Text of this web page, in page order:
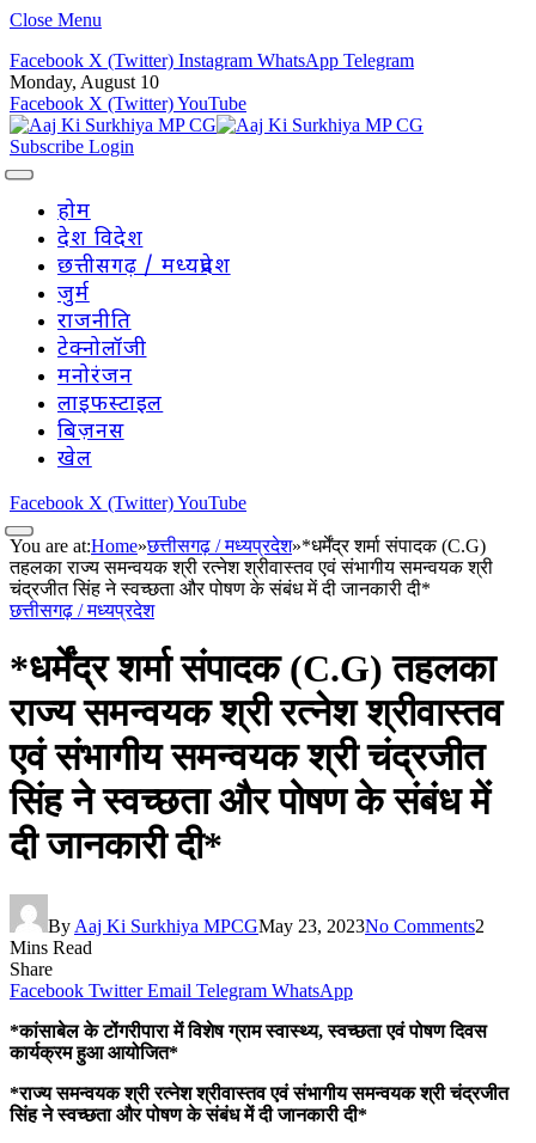
Close Menu
Facebook X (Twitter) Instagram WhatsApp Telegram
Monday, August 10
Facebook X (Twitter)YouTube
Subscribe Login
होम
देश विदेश
छत्तीसगढ़ / मध्यप्रदेश
जुर्म
राजनीति
टेक्नोलॉजी
मनोरंजन
लाइफस्टाइल
बिज़नस
खेल
Facebook X (Twitter)YouTube
You are at:Home»छत्तीसगढ़ / मध्यप्रदेश»*धर्मेंद्र शर्मा संपादक (C.G)
तहलका राज्य समन्वयक श्री रत्नेश श्रीवास्तव एवं संभागीय समन्वयक श्री
चंद्रजीत सिंह ने स्वच्छता और पोषण के संबंध में दी जानकारी दी*
छत्तीसगढ़ / मध्यप्रदेश
*धर्मेंद्र शर्मा संपादक (C.G) तहलका
राज्य समन्वयक श्री रत्नेश श्रीवास्तव
एवं संभागीय समन्वयक श्री चंद्रजीत
सिंह ने स्वच्छता और पोषण के संबंध में
दी जानकारी दी*
By Aaj Ki Surkhiya MPCGMay 23, 2023No Comments2
Mins Read
Share
Facebook Twitter Email Telegram WhatsApp
*कांसाबेल के टोंगरीपारा में विशेष ग्राम स्वास्थ्य, स्वच्छता एवं पोषण दिवस
कार्यक्रम हुआ आयोजित*
*राज्य समन्वयक श्री रत्नेश श्रीवास्तव एवं संभागीय समन्वयक श्री चंद्रजीत
सिंह ने स्वच्छता और पोषण के संबंध में दी जानकारी दी*